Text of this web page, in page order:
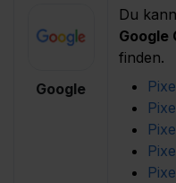
Google
Du
Google
finden.